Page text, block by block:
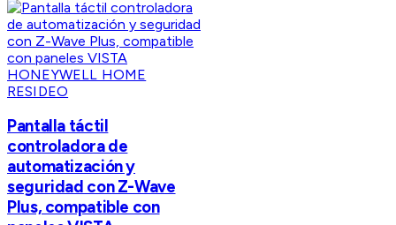
HONEYWELL HOME
RESIDEO
Pantalla táctil
controladora de
automatización y
seguridad con Z-Wave
Plus, compatible con